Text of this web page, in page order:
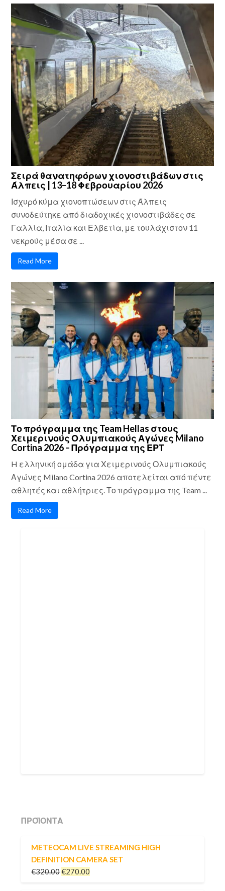
Σειρά θανατηφόρων χιονοστιβάδων στις
Άλπεις | 13–18 Φεβρουαρίου 2026
Ισχυρό κύμα χιονοπτώσεων στις Άλπεις
συνοδεύτηκε από διαδοχικές χιονοστιβάδες σε
Γαλλία, Ιταλία και Ελβετία, με τουλάχιστον 11
νεκρούς μέσα σε ...
Read More
Το πρόγραμμα της Team Hellas στους
Χειμερινούς Ολυμπιακούς Αγώνες Milano
Cortina 2026 – Πρόγραμμα της ΕΡΤ
H ελληνική ομάδα για Χειμερινούς Ολυμπιακούς
Αγώνες Milano Cortina 2026 αποτελείται από πέντε
αθλητές και αθλήτριες. Το πρόγραμμα της Team ...
Read More
ΠΡΟΪΌΝΤΑ
METEOCAM LIVE STREAMING HIGH
DEFINITION CAMERA SET
€320.00€270.00